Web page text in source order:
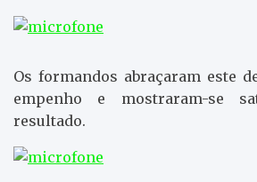
Os formandos abraçaram este
empenho e mostraram-se
resultado.